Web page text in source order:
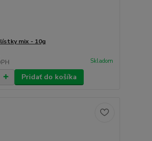
mix - 10g
Skladom
Pridať do košíka